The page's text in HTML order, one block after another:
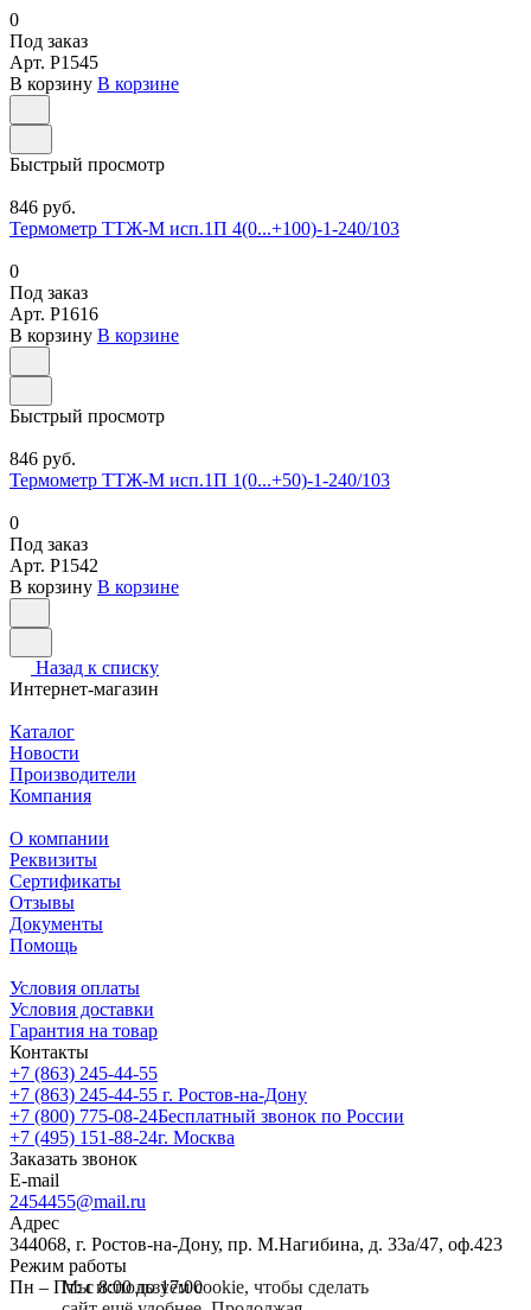
0
Под заказ
Арт. P1545
В корзину В корзине
Быстрый просмотр
846 руб.
Термометр ТТЖ-М исп.1П 4(0...+100)-1-240/103
0
Под заказ
Арт. P1616
В корзину В корзине
Быстрый просмотр
846 руб.
Термометр ТТЖ-М исп.1П 1(0...+50)-1-240/103
0
Под заказ
Арт. P1542
В корзину В корзине
Назад к списку
Интернет-магазин
Каталог
Новости
Производители
Компания
О компании
Реквизиты
Сертификаты
Отзывы
Документы
Помощь
Условия оплаты
Условия доставки
Гарантия на товар
Контакты
+7 (863) 245-44-55
+7 (863) 245-44-55 г. Ростов-на-Дону
+7 (800) 775-08-24Бесплатный звонок по России
+7 (495) 151-88-24г. Москва
Заказать звонок
E-mail
2454455@mail.ru
Адрес
344068, г. Ростов-на-Дону, пр. М.Нагибина, д. 33а/47, оф.423
Режим работы
Пн – Пт: с 8:00 до 17:00
Мы используем cookie, чтобы сделать